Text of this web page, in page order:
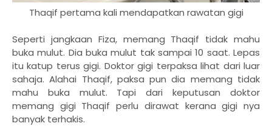
Thaqif pertama kali mendapatkan rawatan gigi
Seperti jangkaan Fiza, memang Thaqif tidak mahu
buka mulut. Dia buka mulut tak sampai 10 saat. Lepas
itu katup terus gigi. Doktor gigi terpaksa lihat dari luar
sahaja. Alahai Thaqif, paksa pun dia memang tidak
mahu buka mulut. Tapi dari keputusan doktor
memang gigi Thaqif perlu dirawat kerana gigi nya
banyak terhakis.